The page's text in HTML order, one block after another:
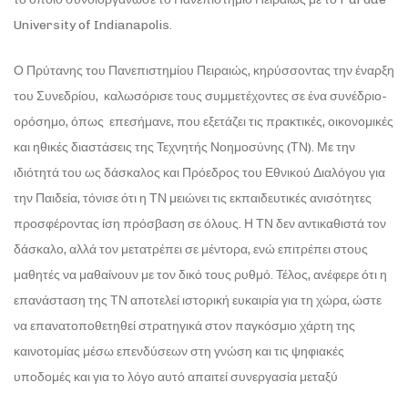
University of Indianapolis.
Ο Πρύτανης του Πανεπιστημίου Πειραιώς, κηρύσσοντας την έναρξη
του Συνεδρίου, καλωσόρισε τους συμμετέχοντες σε ένα συνέδριο-
ορόσημο, όπως επεσήμανε, που εξετάζει τις πρακτικές, οικονομικές
και ηθικές διαστάσεις της Τεχνητής Νοημοσύνης (ΤΝ). Με την
ιδιότητά του ως δάσκαλος και Πρόεδρος του Εθνικού Διαλόγου για
την Παιδεία, τόνισε ότι η ΤΝ μειώνει τις εκπαιδευτικές ανισότητες
προσφέροντας ίση πρόσβαση σε όλους. Η ΤΝ δεν αντικαθιστά τον
δάσκαλο, αλλά τον μετατρέπει σε μέντορα, ενώ επιτρέπει στους
μαθητές να μαθαίνουν με τον δικό τους ρυθμό. Τέλος, ανέφερε ότι η
επανάσταση της ΤΝ αποτελεί ιστορική ευκαιρία για τη χώρα, ώστε
να επανατοποθετηθεί στρατηγικά στον παγκόσμιο χάρτη της
καινοτομίας μέσω επενδύσεων στη γνώση και τις ψηφιακές
υποδομές και για το λόγο αυτό απαιτεί συνεργασία μεταξύ